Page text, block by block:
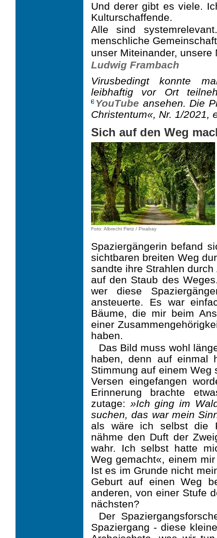
Und derer gibt es viele.
Kulturschaffende.
Alle sind
menschliche
unser Miteinander, unsere
Ludwig Frambach
Virusbedingt konnte
leibhaftig vor Ort
YouTube ansehen. Die
Christentum«, Nr. 1/2021,
Sich auf den Weg
Foto: Albrecht Fietz / Pixabay
Spaziergängerin befand
sicht­baren breiten Weg
sandte ihre Strahlen
auf den Staub des
wer diese
ansteuerte. Es war
Bäume, die mir beim
einer
haben.
Das Bild muss wohl
haben, denn auf einmal
Stimmung auf einem
Versen eingefangen
Erinnerung brachte
zutage: »Ich ging im
suchen, das war mein
als wäre ich selbst die
nähme den Duft der
wahr. Ich selbst hatte
Weg gemacht«, einem
Ist es im Grunde nicht
Geburt auf einen Weg
anderen, von einer Stufe
nächsten?
Der
Spaziergang - diese